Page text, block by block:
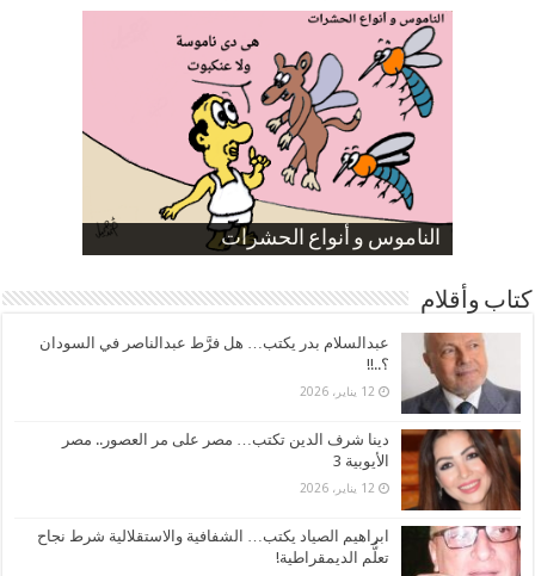
الناموس و أنواع الحشرات
الموظفين بعد ارتفاع الأسعار
ارتفاع نسبة الطلاق في مصر
صورة كاركاتيرية
صورة كاركاتيرية
كتاب وأقلام
عبدالسلام بدر يكتب… هل فرَّط عبدالناصر في السودان
؟..!!
12 يناير، 2026
دينا شرف الدين تكتب… مصر على مر العصور.. مصر
الأيوبية 3
12 يناير، 2026
ابراهيم الصياد يكتب… الشفافية والاستقلالية شرط نجاح
تعلُّم الديمقراطية!